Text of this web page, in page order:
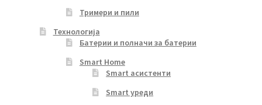
Тримери и пили
Технологија
Батерии и полначи за батерии
Smart Home
Smart асистенти
Smart уреди